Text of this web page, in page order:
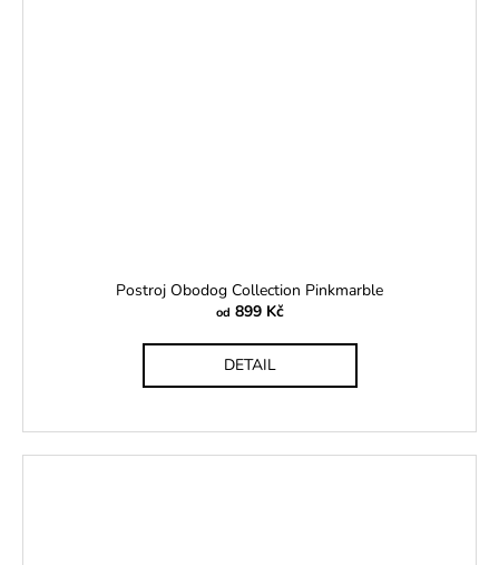
Postroj Obodog Collection Pinkmarble
od 899 Kč
DETAIL